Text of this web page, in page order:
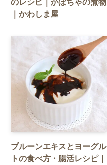
のレシピ｜かぼちゃの煮物
｜かわしま屋
プルーンエキスとヨーグル
トの食べ方・腸活レシピ｜